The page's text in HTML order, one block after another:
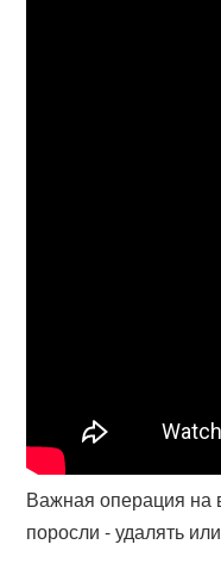
Важная операция на
поросли - удалять